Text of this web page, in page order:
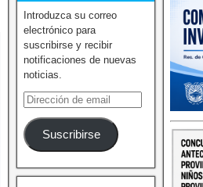
Introduzca su correo
electrónico para
suscribirse y recibir
notificaciones de nuevas
noticias.
Suscribirse